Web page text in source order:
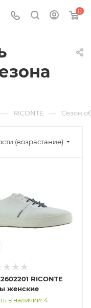
0
— RICONTE — Cезон
(возрастание)
RICONTE
женские
в наличии: 4